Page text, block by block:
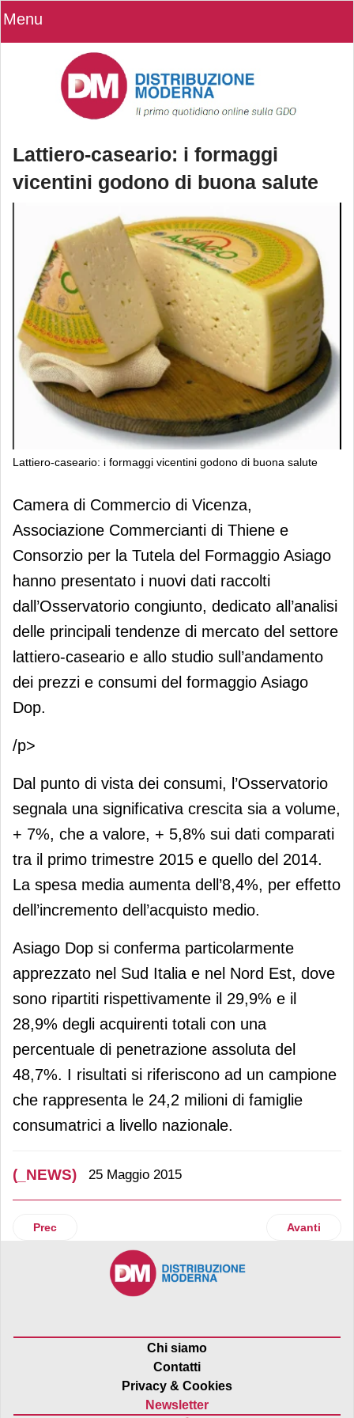
Menu
Lattiero-caseario: i formaggi
vicentini godono di buona salute
Lattiero-caseario: i formaggi vicentini godono di buona salute
Lattiero-caseario: i formaggi vicentini
godono di buona salute
Camera di Commercio di Vicenza,
Associazione Commercianti di Thiene e
Consorzio per la Tutela del Formaggio Asiago
hanno presentato i nuovi dati raccolti
dall’Osservatorio congiunto, dedicato all’analisi
delle principali tendenze di mercato del settore
lattiero-caseario e allo studio sull’andamento
dei prezzi e consumi del formaggio Asiago
Dop.
/p>
Dal punto di vista dei consumi, l’Osservatorio
segnala una significativa crescita sia a volume,
+ 7%, che a valore, + 5,8% sui dati comparati
tra il primo trimestre 2015 e quello del 2014.
La spesa media aumenta dell’8,4%, per effetto
dell’incremento dell’acquisto medio.
Asiago Dop si conferma particolarmente
apprezzato nel Sud Italia e nel Nord Est, dove
sono ripartiti rispettivamente il 29,9% e il
28,9% degli acquirenti totali con una
percentuale di penetrazione assoluta del
48,7%. I risultati si riferiscono ad un campione
che rappresenta le 24,2 milioni di famiglie
consumatrici a livello nazionale.
(_NEWS) 25 Maggio 2015
Articolo precedente: I consumatori preferiscono la carne
Prec Articolo
Avanti
Chi siamo
Contatti
Privacy & Cookies
Newsletter